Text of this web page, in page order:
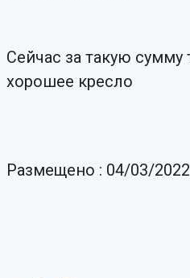
Сейчас за такую сумму
хорошее кресло
Размещено : 04/03/